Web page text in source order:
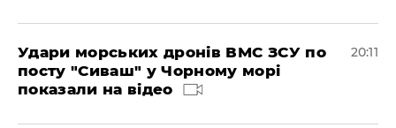
Удари морських дронів ВМС ЗСУ по
посту "Сиваш" у Чорному морі
показали на відео
20:11